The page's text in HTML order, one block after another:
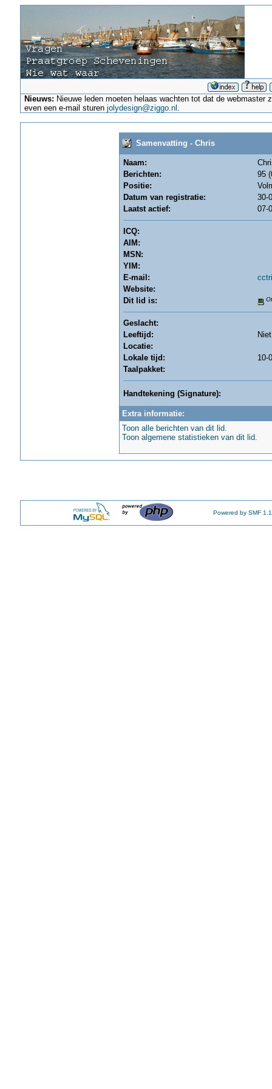
Nieuws: Nieuwe leden moeten helaas wachten tot dat de
even een e-mail sturenjolydesign@ziggo.nl .
Samenvatting - Chris
Naam:
Berichten:
95
Positie:
Datum van registratie:
30-
Laatst actief:
07-
ICQ:
AIM:
MSN:
YIM:
E-mail:
Website:
Dit lid is:
Geslacht:
Leeftijd:
Locatie:
Lokale tijd:
10-
Taalpakket:
Handtekening (Signature):
Extra informatie:
Toon alle berichten van dit lid.
Toon algemene statistieken van dit lid.
Powered by SMF